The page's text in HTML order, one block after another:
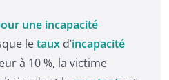
une incapacité
letaux d’incapacité
à 10 %, la victime